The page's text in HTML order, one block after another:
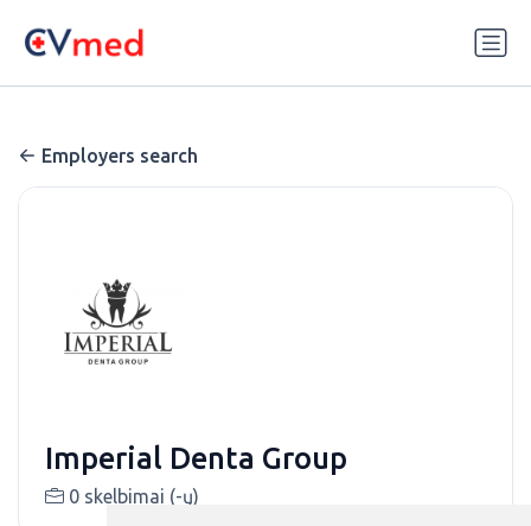
Employers search
Imperial Denta Group
0 skelbimai (-ų)